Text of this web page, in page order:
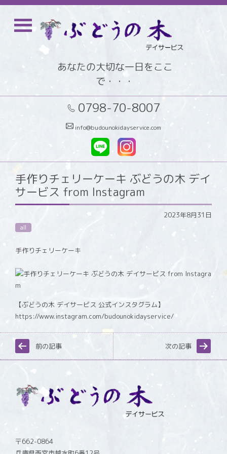
あなたの大切な一日をここ
で・・・
0798-70-8007
info@budounokidayservice.com
手作りチェリーケーキ ぶどうの木 デイ
サービス from Instagram
2023年8月31日
all
手作りチェリーケーキ
【ぶどうの木 デイサービス 公式インスタグラム】
https://www.instagram.com/budounokidayservice/
前の記事 次の記事
〒662-0864